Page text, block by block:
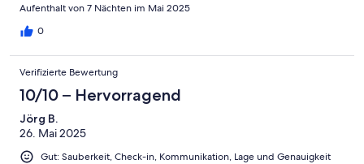
Aufenthalt von 7 Nächten im Mai 2025
0
Verifizierte Bewertung
10/10 – Hervorragend
Jörg B.
26. Mai 2025
Gut: Sauberkeit, Check-in, Kommunikation, Lage und Genauigkeit